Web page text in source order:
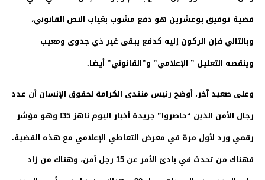
قضية توفيق بوعشرين هو دفع مشوب بغياب النص القانوني،
وبالتالي فإن الركون إليه كدفع يبقى غير ذي جدوى ومعيب
وينقصه التعليل ” الإعلامي” و”القانوني” أيضا.
وعلى صعيد آخر، أوضح رئيس منتدى الكرامة لحقوق الإنسان أن عدد
رجال الأمن الذين “حاصروا” جريدة أخبار اليوم ناهز 35! وهو مؤشر
رقمي ورد لأول مرة في معرض التعاطي الإعلامي مع هذه القضية.
فهناك من تحدث في بادئ الأمر عن 15 رجل أمن، وهناك من زاد